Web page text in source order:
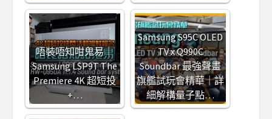
唔裝唔知咁鬼易｜
Samsung LSP9T The
Premiere 4K 超短投
+…
Samsung S95C OLED
TV x Q990C
Soundbar 最強聲畫
旗艦試玩會精華｜詳
細解構量子點…